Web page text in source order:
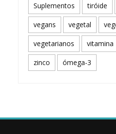
Suplementos tiróide
vegans vegetal
vegetarianos vitamina
zinco ómega-3